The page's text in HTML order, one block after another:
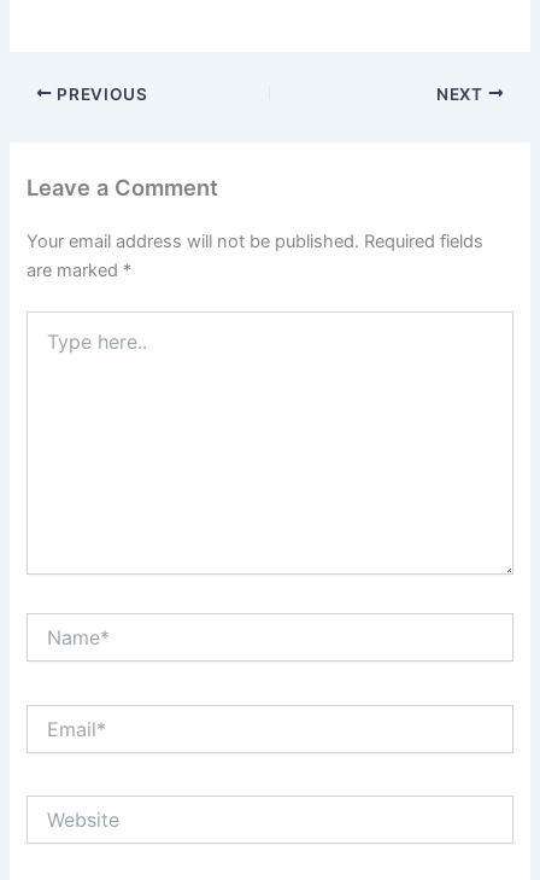
PREVIOUS NEXT
Leave a Comment
Your email address will not be published. Required fields
are marked *
here..